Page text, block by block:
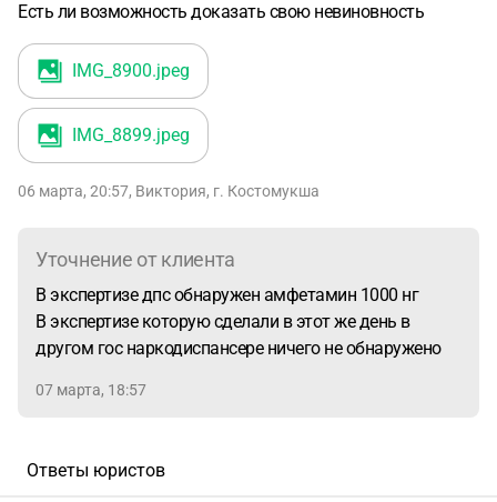
Есть ли возможность доказать свою невиновность
IMG_8900.jpeg
IMG_8899.jpeg
06 марта, 20:57, Виктория, г. Костомукша
Уточнение от клиента
В экспертизе дпс обнаружен амфетамин 1000 нг
В экспертизе которую сделали в этот же день в
другом гос наркодиспансере ничего не обнаружено
07 марта, 18:57
Ответы юристов